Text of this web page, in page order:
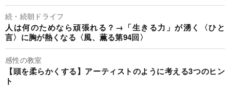
続・続朝ドライフ
人は何のためなら頑張れる？→「生きる力」が湧く〈ひと
言〉に胸が熱くなる〈風、薫る第94回〉
感性の教室
【頭を柔らかくする】アーティストのように考える3つのヒン
ト